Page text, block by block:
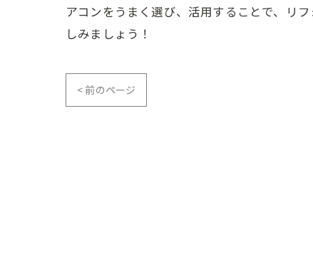
アコンをうまく選び、活用することで、リ
しみましょう！
< 前のページ